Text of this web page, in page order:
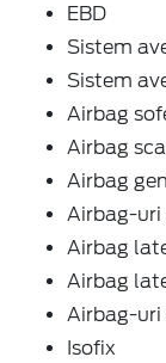
EBD
Sistem
Sistem
Airbag
Airbag
Airbag
Airbag-
Airbag
Airbag
Airbag-uri
Isofix